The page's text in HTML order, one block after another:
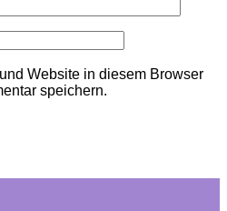
Website in diesem Browser
speichern.